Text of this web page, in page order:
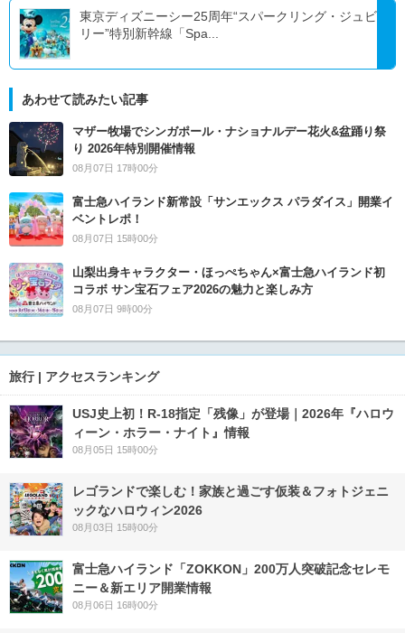
東京ディズニーシー25周年“スパークリング・ジュビ
リー”特別新幹線「Spa...
あわせて読みたい記事
マザー牧場でシンガポール・ナショナルデー花火&盆踊り祭
り 2026年特別開催情報
08月07日 17時00分
富士急ハイランド新常設「サンエックス パラダイス」開業イ
ベントレポ！
08月07日 15時00分
山梨出身キャラクター・ほっぺちゃん×富士急ハイランド初
コラボ サン宝石フェア2026の魅力と楽しみ方
08月07日 9時00分
旅行 | アクセスランキング
USJ史上初！R-18指定「残像」が登場｜2026年『ハロウ
ィーン・ホラー・ナイト』情報
08月05日 15時00分
レゴランドで楽しむ！家族と過ごす仮装＆フォトジェニ
ックなハロウィン2026
08月03日 15時00分
富士急ハイランド「ZOKKON」200万人突破記念セレモ
ニー＆新エリア開業情報
08月06日 16時00分